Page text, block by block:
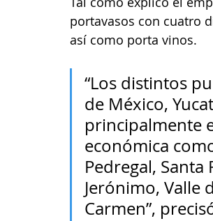
portavasos con cuatro
así como porta vinos.
“Los distintos
de México,
principalmente
económica
Pedregal, Santa
Jerónimo, Valle
Carmen”,